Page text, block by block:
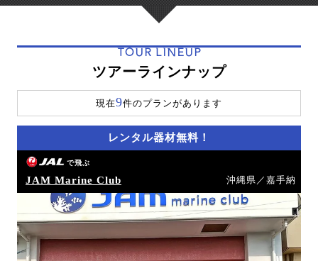
TOUR LINEUP
ツアーラインナップ
現在9件のプランがあります
レンタル器材無料！
で飛ぶ
JAM Marine Club 沖縄県／嘉手納